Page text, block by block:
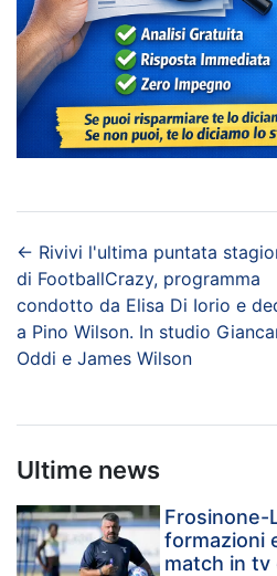
← Rivivi l'ultima puntata
di FootballCrazy, programma
condotto da Elisa Di Iorio e
a Pino Wilson. In studio
Oddi e James Wilson
Ultime news
Frosinone-
formazioni
match in tv